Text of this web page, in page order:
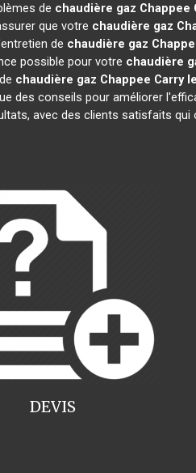
de chaudière gaz Chappee
que votre chaudière gaz
de chaudière gaz
possible pour votre chaudière
chaudière gaz Chappee Carry
des conseils pour améliorer
avec des clients satisfaits qui
DEVIS